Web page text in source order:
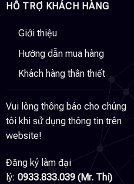
HỖ TRỢ KHÁCH HÀNG
Giới thiệu
Hướng dẫn mua hàng
Khách hàng thân thiết
Vui lòng thông báo cho chúng
tôi khi sử dụng thông tin trên
website!
Đăng ký làm đại
lý: 0933.833.039 (Mr. Thi)